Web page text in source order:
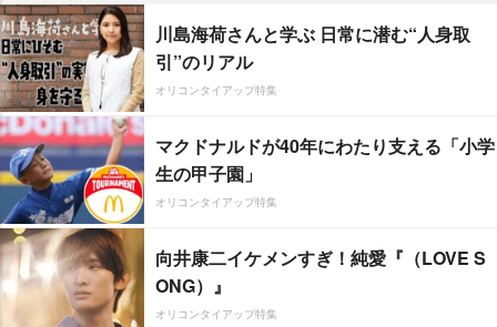
川島海荷さんと学ぶ 日常に潜む“人身取
引”のリアル
オリコンタイアップ特集
マクドナルドが40年にわたり支える「小学
生の甲子園」
オリコンタイアップ特集
向井康二イケメンすぎ！純愛『（LOVE S
ONG）』
オリコンタイアップ特集